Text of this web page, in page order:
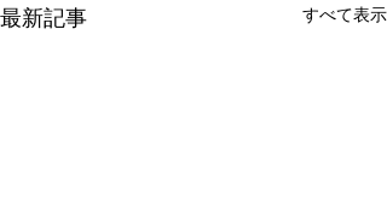
最新記事 すべて表示